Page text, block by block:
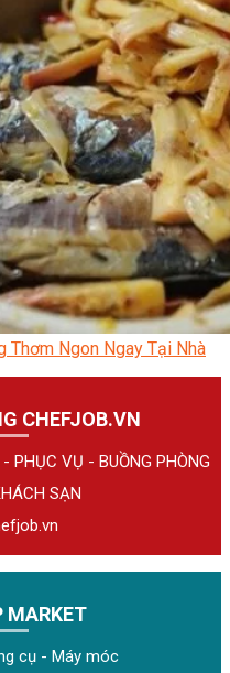
Thơm Ngon Ngay Tại Nhà
CHEFJOB.VN
PHỤC VỤ - BUỒNG PHÒNG
SẠN
MARKET
cụ - Máy móc